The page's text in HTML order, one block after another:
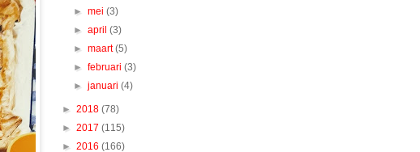
►mei(3)
►april(3)
►maart(5)
►februari(3)
►januari(4)
► 2018 (78)
► 2017 (115)
► 2016 (166)